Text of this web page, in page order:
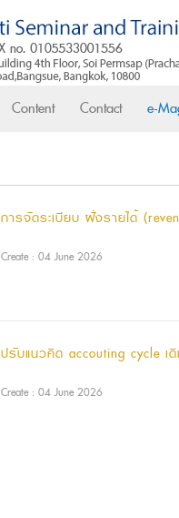
Content Contact e-
การจัดระเบียบ ฝั่งรายได้
Create : 04 June 2026
ปรับแนวคิด accouting cycle เ
Create : 04 June 2026